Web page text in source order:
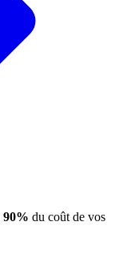
90% du coût de vos